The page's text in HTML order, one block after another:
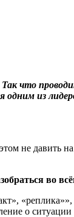
что
одним из
не давить
во
о